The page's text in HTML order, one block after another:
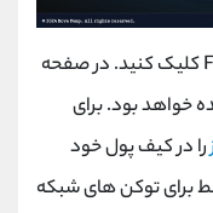
برای فارمینگ نیز باید بر روی گزینه Farms کلیک کنید. در صفحه
خواهد بود. برای
را در کیف پول خود
برای توکن های شبکه